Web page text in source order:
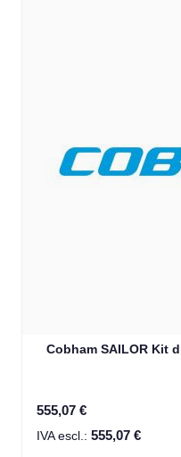
Cobham SAILOR Kit
555,07 €
555,07 €